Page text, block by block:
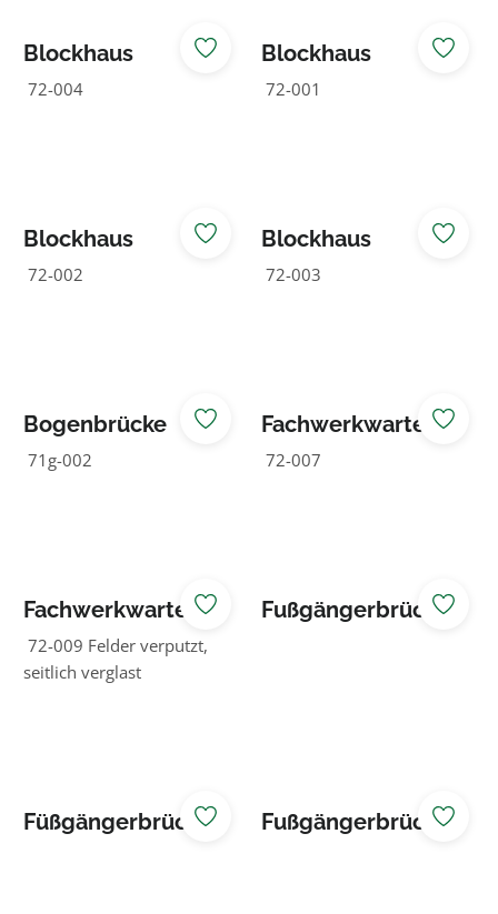
Blockhaus
Langewiese
72-004
Blockhaus
Siedlinghausen
72-001
Blockhaus
Silbach
72-002
Blockhaus
Winterberg
72-003
Bogenbrücke
71g-002
Fachwerkwarteha
us Felder
72-007
Fachwerkwarteha
us groß
72-009 Felder verputzt,
seitlich verglast
Fußgängerbrücke
Füßgängerbrücke
Fußgängerbrücke